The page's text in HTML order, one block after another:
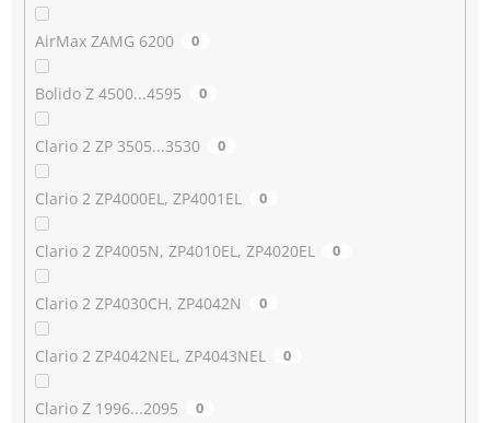
AirMax ZAMG 6200 0
Bolido Z 4500...4595 0
Clario 2 ZP 3505...3530 0
Clario 2 ZP4000EL, ZP4001EL 0
Clario 2 ZP4005N, ZP4010EL, ZP4020EL 0
Clario 2 ZP4030CH, ZP4042N 0
Clario 2 ZP4042NEL, ZP4043NEL 0
Clario Z 1996...2095 0